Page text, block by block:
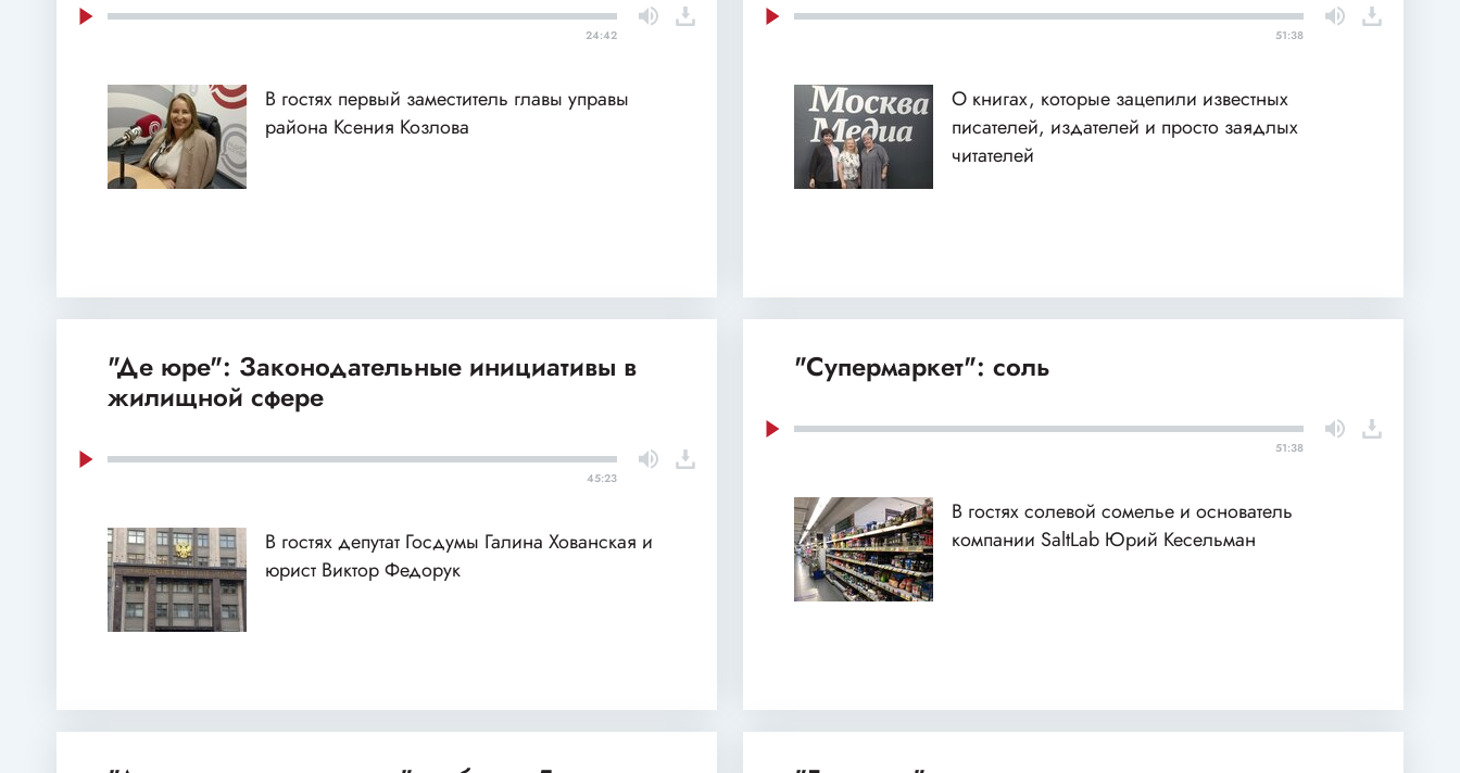
24:42
В гостях первый заместитель главы управы
района Ксения Козлова
51:38
О книгах, которые зацепили известных
писателей, издателей и просто заядлых
читателей
"Де юре": Законодательные инициативы в
жилищной сфере
45:23
В гостях депутат Госдумы Галина Хованская и
юрист Виктор Федорук
"Супермаркет": соль
51:38
В гостях солевой сомелье и основатель
компании SaltLab Юрий Кесельман